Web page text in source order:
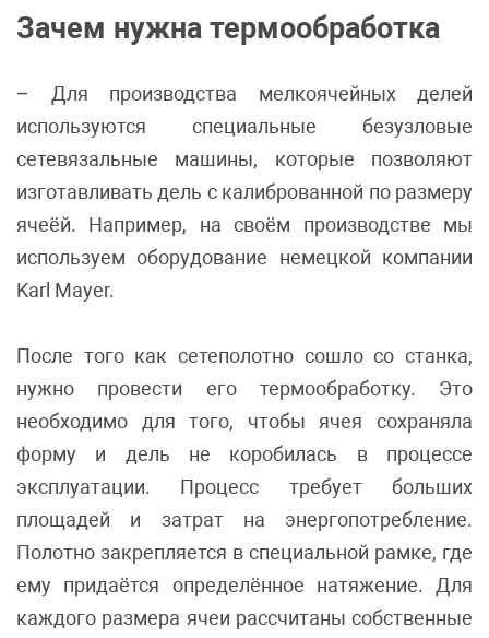
Зачем нужна термообработка
– Для производства мелкоячейных делей
используются специальные безузловые
сетевязальные машины, которые позволяют
изготавливать дель с калиброванной по размеру
ячеёй. Например, на своём производстве мы
используем оборудование немецкой компании
Karl Mayer.
После того как сетеполотно сошло со станка,
нужно провести его термообработку. Это
необходимо для того, чтобы ячея сохраняла
форму и дель не коробилась в процессе
эксплуатации. Процесс требует больших
площадей и затрат на энергопотребление.
Полотно закрепляется в специальной рамке, где
ему придаётся определённое натяжение. Для
каждого размера ячеи рассчитаны собственные